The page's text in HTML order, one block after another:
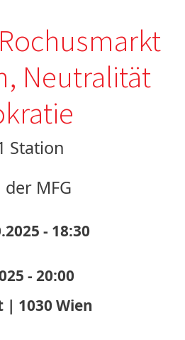
Neutralität
Station
MFG
- 18:30
- 20:00
1030 Wien